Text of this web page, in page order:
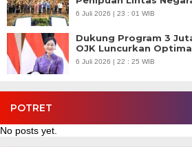
6 Juli 2026 | 23 : 01 WIB
Dukung Program 3
OJK Luncurkan
6 Juli 2026 | 22 : 25 WIB
POTRET
No posts yet.